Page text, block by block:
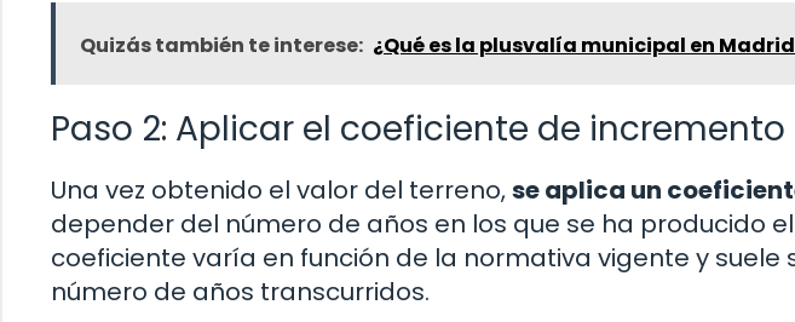
Quizás también te interese: ¿Qué es la plusvalía municipal en
Paso 2: Aplicar el coeficiente de incremento
Una vez obtenido el valor del terreno,se aplica un
depender del número de años en los que se ha producido
coeficiente varía en función de la normativa vigente y
número de años transcurridos.